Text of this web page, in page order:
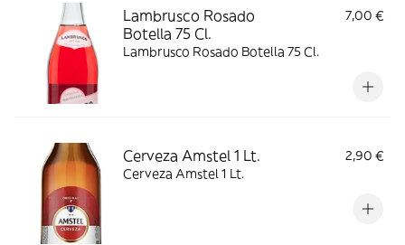
Lambrusco Rosado
Botella 75 Cl.
7,00 €
Lambrusco Rosado Botella 75 Cl.
Cerveza Amstel 1 Lt.
2,90 €
Cerveza Amstel 1 Lt.